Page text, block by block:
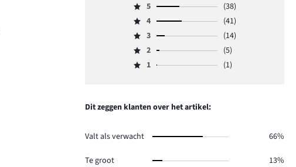
Beoordeling
5,
aantal
reviews
5
(38)
Beoordeling
4,
aantal
reviews
4
(41)
Beoordeling
3,
aantal
3
(14)
Beoordeling
2,
2
(5)
Beoordeling
reviews
1 (1)
Dit zeggen klanten over het artikel:
Valt als verwacht 66%
Te groot 13%